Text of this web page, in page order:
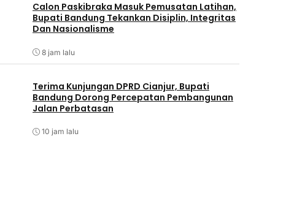
Calon Paskibraka Masuk Pemusatan Latihan,
Bupati Bandung Tekankan Disiplin, Integritas
Dan Nasionalisme
8 jam lalu
Terima Kunjungan DPRD Cianjur, Bupati
Bandung Dorong Percepatan Pembangunan
Jalan Perbatasan
10 jam lalu